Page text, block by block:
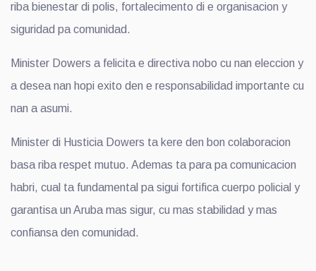
riba bienestar di polis, fortalecimento di e organisacion y
siguridad pa comunidad.
Minister Dowers a felicita e directiva nobo cu nan eleccion y
a desea nan hopi exito den e responsabilidad importante cu
nan a asumi.
Minister di Husticia Dowers ta kere den bon colaboracion
basa riba respet mutuo. Ademas ta para pa comunicacion
habri, cual ta fundamental pa sigui fortifica cuerpo policial y
garantisa un Aruba mas sigur, cu mas stabilidad y mas
confiansa den comunidad.